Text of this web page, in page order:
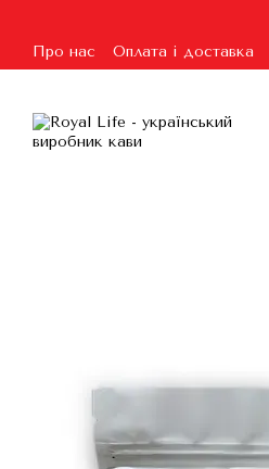
Про нас Оплата і доставка
Угода користувача